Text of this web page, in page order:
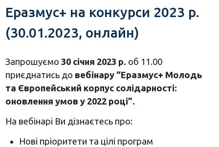
Еразмус+ на конкурси 2023 р.
(30.01.2023, онлайн)
Запрошуємо 30 січня 2023 р. об 11.00
приєднатись до вебінару “Еразмус+ Молодь
та Європейський корпус солідарності:
оновлення умов у 2022 році”.
На вебінарі Ви дізнаєтесь про:
Нові пріоритети та цілі програм